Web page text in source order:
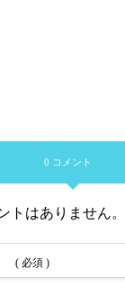
0 コメント
トはありません。
( 必須 )